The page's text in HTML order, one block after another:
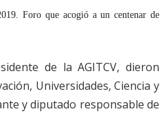
Foro que acogió a un centenar de
de la AGITCV, dieron
Universidades, Ciencia y
y diputado responsable de